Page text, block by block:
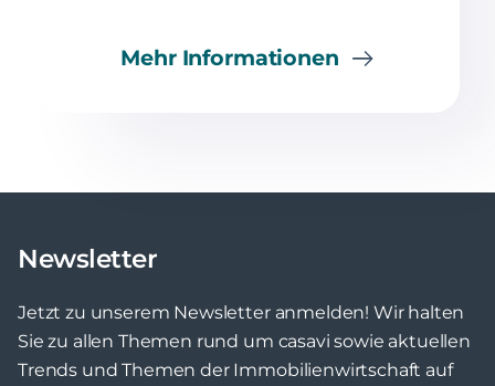
Mehr Informationen
Newsletter
Jetzt zu unserem Newsletter anmelden! Wir halten
Sie zu allen Themen rund um casavi sowie aktuellen
Trends und Themen der Immobilienwirtschaft auf